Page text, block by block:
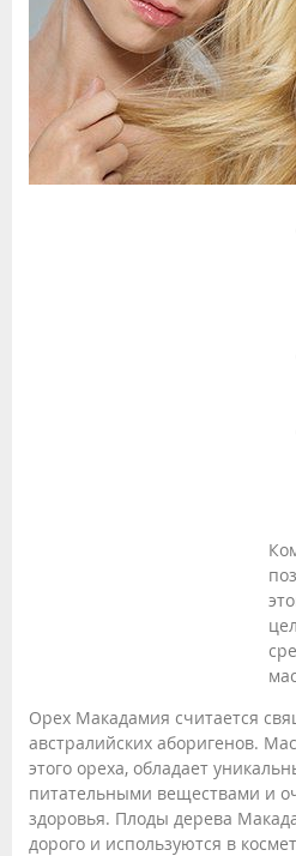
Орех Макадамия считается
австралийских аборигенов.
этого ореха, обладает
питательными веществами и
здоровья. Плоды дерева
дорого и используются в